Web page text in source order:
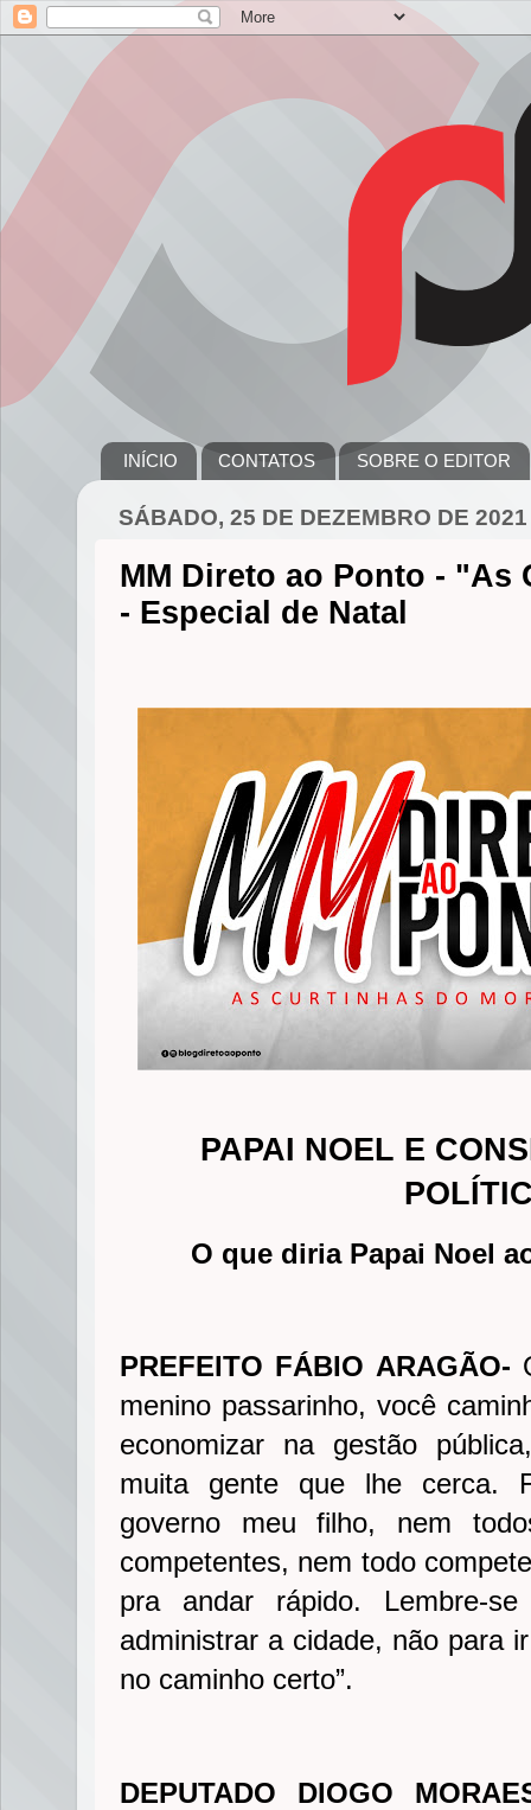
INÍCIO CONTATOS SOBRE O EDITOR
SÁBADO, 25 DE DEZEMBRO DE 2021
MM Direto ao Ponto -
- Especial de Natal
PAPAI NOEL E
O que diria Papai Noel
PREFEITO FÁBIO ARAGÃO-
menino passarinho, você
economizar na gestão
muita gente que lhe cerca.
governo meu filho, nem
competentes, nem todo
pra andar rápido. Lembre-
administrar a cidade, não para
no caminho certo”.
DEPUTADO DIOGO